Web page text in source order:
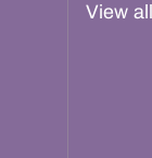
View all